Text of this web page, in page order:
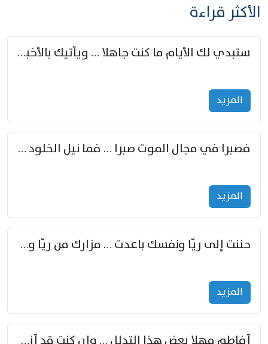
الأكثر قراءة
ستبدي لك الأيام ما كنت جاهلا … ويأتيك بالأخبار من لم تزوّد
المزید
فصبرا في مجال الموت صبرا … فما نيل الخلود بمستطاع
المزید
حننت إلى ريّا ونفسك باعدت … مزارك من ريّا وشعباكما معا
المزید